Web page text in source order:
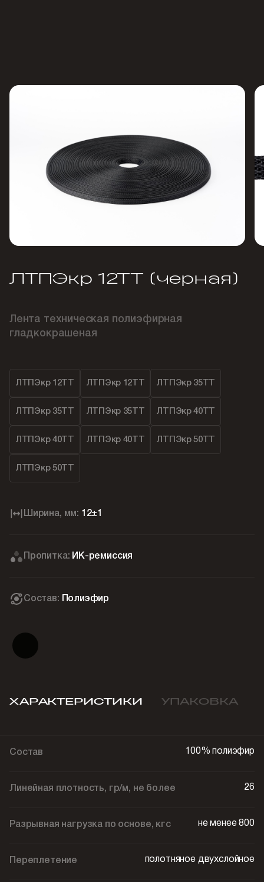
ЛТПЭкр 12ТТ (черная)
Лента техническая полиэфирная
гладкокрашеная
ЛТПЭкр 12ТТ ЛТПЭкр 12ТТ ЛТПЭкр 35ТТ
ЛТПЭкр 35ТТ ЛТПЭкр 35ТТ ЛТПЭкр 40ТТ
ЛТПЭкр 40ТТ ЛТПЭкр 40ТТ ЛТПЭкр 50ТТ
ЛТПЭкр 50ТТ
Ширина, мм: 12±1
Пропитка: ИК-ремиссия
Состав: Полиэфир
ХАРАКТЕРИСТИКИ УПАКОВКА
Состав 100% полиэфир
Линейная плотность, гр/м, не более 26
Разрывная нагрузка по основе, кгс не менее 800
Переплетение полотняное двухслойное